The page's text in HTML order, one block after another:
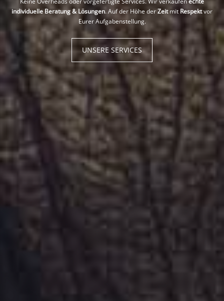
Eurer Aufgabenstellung.
UNSERE SERVICES